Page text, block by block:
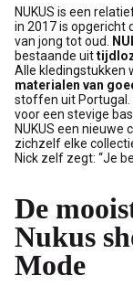
NUKUS is een
in 2017 is opgericht
van jong tot oud.
bestaande uit
Alle kledingstukken
materialen van
stoffen uit Portugal.
voor een stevige
NUKUS een nieuwe
zichzelf elke
Nick zelf zegt: “Je
De
Nukus
Mode